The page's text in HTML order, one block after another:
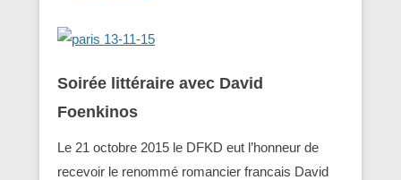
Soirée littéraire avec David
Foenkinos
Le 21 octobre 2015 le DFKD eut l’honneur de
recevoir le renommé romancier francais David